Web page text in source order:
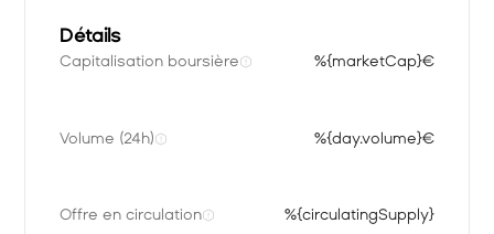
Détails
Capitalisation boursière %{marketCap}€
Volume (24h) %{day.volume}€
Offre en circulation %{circulatingSupply}